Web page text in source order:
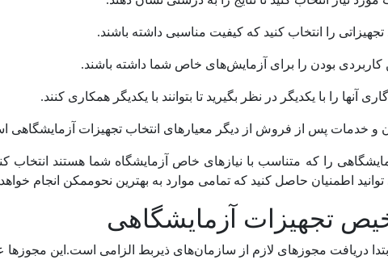
را که متناسب با نیازهای خاص آزمایشگاه شما هستند انتخاب
اطمنیان حاصل کنید که تمامی موارد به بهترین نحوممکن انجام
تجهیزات آزمایشگاهی
دریافت مجوزهای لازم از سازمان‌های ذیربط الزامی است.این مجوزها